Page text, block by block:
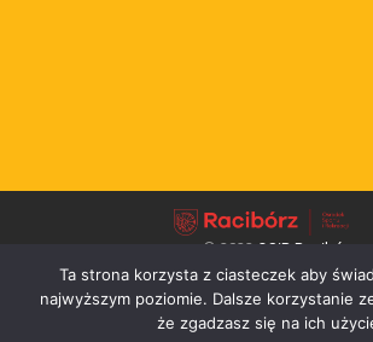
© 2022 OSiR Racibórz
↑
Ta strona korzysta z ciasteczek aby
najwyższym poziomie. Dalsze korzystanie
że zgadzasz się na ich